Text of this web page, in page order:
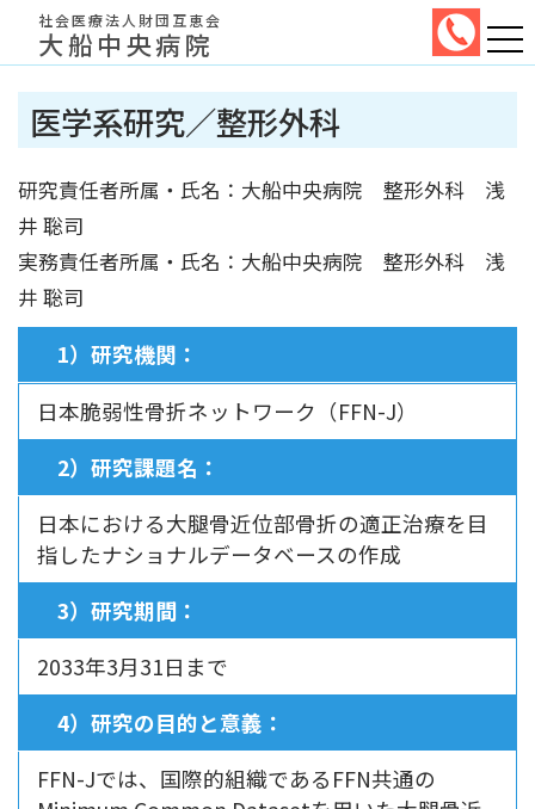
社会医療法人財団互恵会
大船中央病院
医学系研究／整形外科
研究責任者所属・氏名：大船中央病院 整形外科 浅
井 聡司
実務責任者所属・氏名：大船中央病院 整形外科 浅
井 聡司
1）研究機関：
日本脆弱性骨折ネットワーク（FFN-J）
2）研究課題名：
日本における大腿骨近位部骨折の適正治療を目
指したナショナルデータベースの作成
3）研究期間：
2033年3月31日まで
4）研究の目的と意義：
FFN-Jでは、国際的組織であるFFN共通の